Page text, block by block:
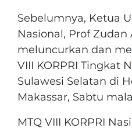
Sebelumnya, Ketua
Nasional, Prof
meluncurkan dan
VIII KORPRI Tingkat
Sulawesi Selatan di
Makassar, Sabtu
MTQ VIII KORPRI